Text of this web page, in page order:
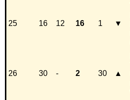
25 16 12 16 1 ▼
26 30 - 2 30 ▲